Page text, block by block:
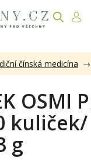
čínská medicína
OSMI
kuliček/
g